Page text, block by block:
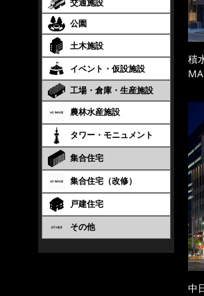
交通施設
公園
土木施設
イベント・仮設施設
工場・倉庫・生産施設
農林水産施設
タワー・モニュメント
集合住宅
集合住宅（改修）
戸建住宅
その他
積
中